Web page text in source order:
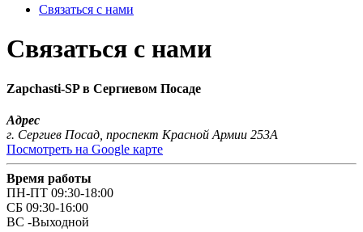
Связаться с нами
Связаться с нами
Zapchasti-SP в Сергиевом Посаде
Адрес
г. Сергиев Посад, проспект Красной Армии 253А
Посмотреть на Google карте
Время работы
ПН-ПТ 09:30-18:00
СБ 09:30-16:00
ВС -Выходной